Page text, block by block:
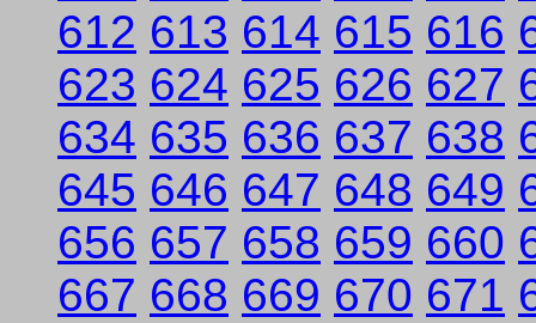
612 613 614 615 616
623 624 625 626 627
634 635 636 637 638
645 646 647 648 649
656 657 658 659 660
667 668 669 670 671